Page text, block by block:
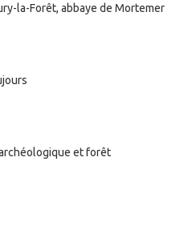
la-Forêt, abbaye de Mortemer
et forêt